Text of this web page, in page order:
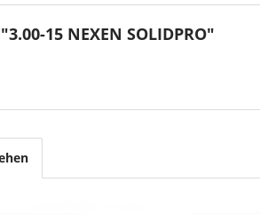
15 NEXEN SOLIDPRO"